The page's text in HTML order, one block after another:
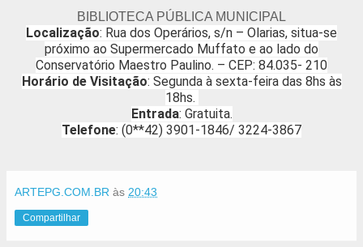
BIBLIOTECA PÚBLICA MUNICIPAL
Localização: Rua dos Operários, s/n – Olarias, situa-se
próximo ao Supermercado Muffato e ao lado do
Conservatório Maestro Paulino. – CEP: 84.035- 210
Horário de Visitação: Segunda à sexta-feira das 8hs às
18hs.
Entrada: Gratuita.
Telefone: (0**42) 3901-1846/ 3224-3867
ARTEPG.COM.BR às 20:43
Compartilhar